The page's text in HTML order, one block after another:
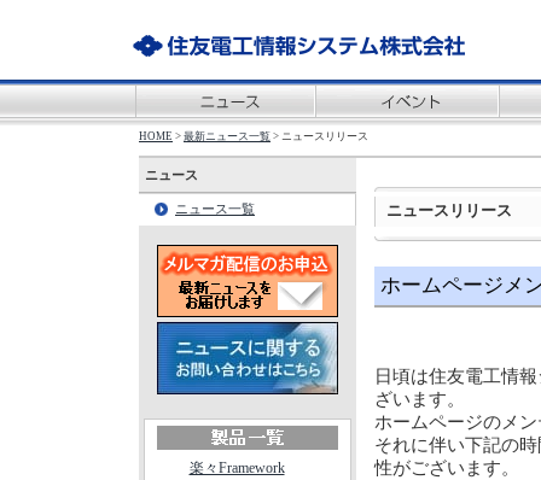
HOME > 最新ニュース一覧 > ニュースリリース
ニュース
ニュース一覧
楽々Framework
ニュースリリース
ホームページメ
日頃は住友電工情
ざいます。
ホームページのメ
それに伴い下記の
性がございます。